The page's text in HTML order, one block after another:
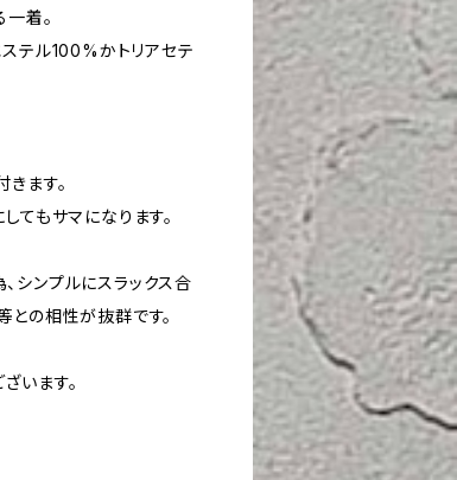
着。
ステル100%かトリアセテ
ます。
てもサマになります。
シンプルにスラックス合
との相性が抜群です。
います。